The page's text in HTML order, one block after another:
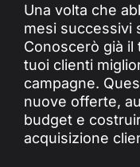
Una volta che
mesi successivi
Conoscerò già il
tuoi clienti
campagne.
nuove offerte,
budget e
acquisizione